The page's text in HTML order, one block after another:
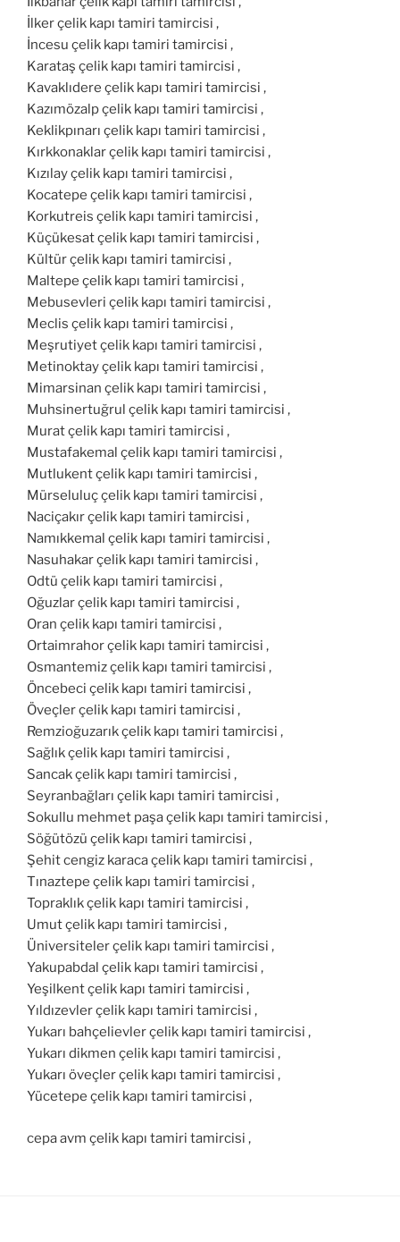
İlker çelik kapı tamiri tamircisi ,
İncesu çelik kapı tamiri tamircisi ,
Karataş çelik kapı tamiri tamircisi ,
Kavaklıdere çelik kapı tamiri tamircisi ,
Kazımözalp çelik kapı tamiri tamircisi ,
Keklikpınarı çelik kapı tamiri tamircisi ,
Kırkkonaklar çelik kapı tamiri tamircisi ,
Kızılay çelik kapı tamiri tamircisi ,
Kocatepe çelik kapı tamiri tamircisi ,
Korkutreis çelik kapı tamiri tamircisi ,
Küçükesat çelik kapı tamiri tamircisi ,
Kültür çelik kapı tamiri tamircisi ,
Maltepe çelik kapı tamiri tamircisi ,
Mebusevleri çelik kapı tamiri tamircisi ,
Meclis çelik kapı tamiri tamircisi ,
Meşrutiyet çelik kapı tamiri tamircisi ,
Metinoktay çelik kapı tamiri tamircisi ,
Mimarsinan çelik kapı tamiri tamircisi ,
Muhsinertuğrul çelik kapı tamiri tamircisi ,
Murat çelik kapı tamiri tamircisi ,
Mustafakemal çelik kapı tamiri tamircisi ,
Mutlukent çelik kapı tamiri tamircisi ,
Mürseluluç çelik kapı tamiri tamircisi ,
Naciçakır çelik kapı tamiri tamircisi ,
Namıkkemal çelik kapı tamiri tamircisi ,
Nasuhakar çelik kapı tamiri tamircisi ,
Odtü çelik kapı tamiri tamircisi ,
Oğuzlar çelik kapı tamiri tamircisi ,
Oran çelik kapı tamiri tamircisi ,
Ortaimrahor çelik kapı tamiri tamircisi ,
Osmantemiz çelik kapı tamiri tamircisi ,
Öncebeci çelik kapı tamiri tamircisi ,
Öveçler çelik kapı tamiri tamircisi ,
Remzioğuzarık çelik kapı tamiri tamircisi ,
Sağlık çelik kapı tamiri tamircisi ,
Sancak çelik kapı tamiri tamircisi ,
Seyranbağları çelik kapı tamiri tamircisi ,
Sokullu mehmet paşa çelik kapı tamiri tamircisi ,
Söğütözü çelik kapı tamiri tamircisi ,
Şehit cengiz karaca çelik kapı tamiri tamircisi ,
Tınaztepe çelik kapı tamiri tamircisi ,
Topraklık çelik kapı tamiri tamircisi ,
Umut çelik kapı tamiri tamircisi ,
Üniversiteler çelik kapı tamiri tamircisi ,
Yakupabdal çelik kapı tamiri tamircisi ,
Yeşilkent çelik kapı tamiri tamircisi ,
Yıldızevler çelik kapı tamiri tamircisi ,
Yukarı bahçelievler çelik kapı tamiri tamircisi ,
Yukarı dikmen çelik kapı tamiri tamircisi ,
Yukarı öveçler çelik kapı tamiri tamircisi ,
Yücetepe çelik kapı tamiri tamircisi ,
cepa avm çelik kapı tamiri tamircisi ,